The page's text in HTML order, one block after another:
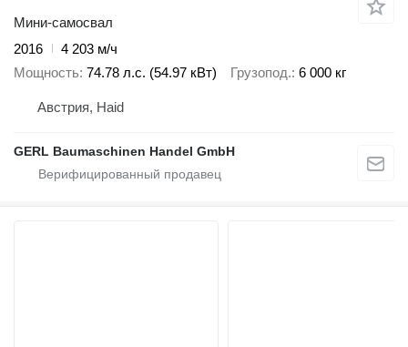
Мини-самосвал
2016
4 203 м/ч
Мощность 74.78 л.с. (54.97 кВт) Грузопод. 6 000 кг
Австрия, Haid
GERL Baumaschinen Handel GmbH